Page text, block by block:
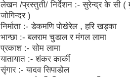
लेखन /प्रस्तुती/ निर्देशन :- सुरेन्द्र के सी (
जोगिन्दर )
निर्माता :- डेकमणि पोखेरेल , हरि खड्का
भान्छा :- बलराम चुडाल र मंगल लामा
प्रकाश :- सोम लामा
यातायात :- शंकर कार्की
सृंगार :- यादव सिपाडोल